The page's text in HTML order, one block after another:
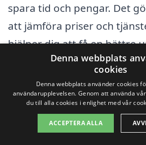
spara tid och pengar. Det
att jämföra priser och
hjälper dig att få en bättre
om vad en installation av
kosta i ditt område.
Få 3 erbjudanden, gratis
förpliktelser
Denna webbplats
cookies
Denna webbplats använder cookies
användarupplevelsen. Genom att använda
du till alla cookies i enlighet med vår
ACCEPTERA ALLA